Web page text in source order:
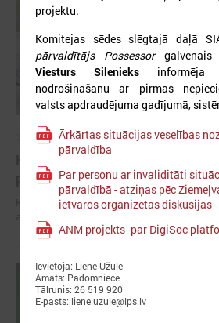
2026. gada 11. maijs
Komitejas sēdē Liepājā runāja
pakalpojumiem un civilo
Komitejas sēdē Liepājā runāja par
projektu.
Komitejas sēdes slēgtajā daļā
pārvaldītājs Possessor
Viesturs Silenieksinformēja
nodrošināšanu ar pirmās
valsts apdraudējuma gadījumā,
Ārkārtas situācijas veselības
pārvaldība
Par personu ar invaliditāti
pārvaldībā - atziņas pēc
ietvaros organizētās diskusijas
ANM projekts -par DigiSoc
Ievietoja: Liene Užule
Amats: Padomniece
Tālrunis: 26 519 920
E-pasts: liene.uzule@lps.lv